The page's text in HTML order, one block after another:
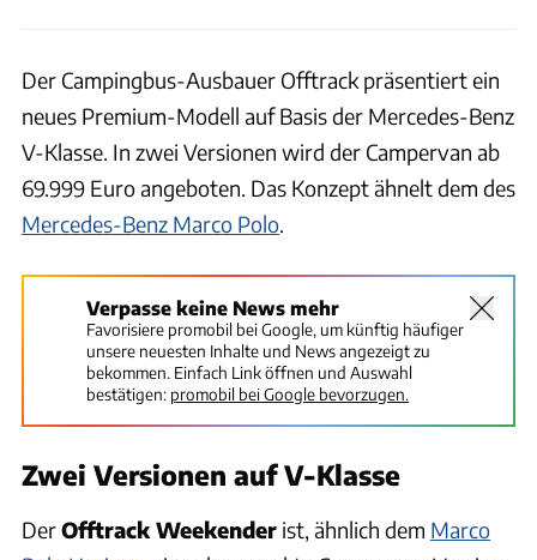
Der Campingbus-Ausbauer Offtrack präsentiert ein
neues Premium-Modell auf Basis der Mercedes-Benz
V-Klasse. In zwei Versionen wird der Campervan ab
69.999 Euro angeboten. Das Konzept ähnelt dem des
Mercedes-Benz Marco Polo.
Verpasse keine News mehr
Favorisiere promobil bei Google, um künftig häufiger
unsere neuesten Inhalte und News angezeigt zu
bekommen. Einfach Link öffnen und Auswahl
bestätigen: promobil bei Google bevorzugen.
Zwei Versionen auf V-Klasse
DerOfftrack Weekender ist, ähnlich dem Marco